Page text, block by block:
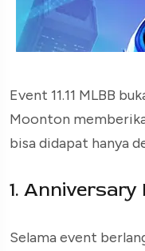
Event 11.11 MLBB
Moonton
bisa didapat hanya
1. Anniversary
Selama event